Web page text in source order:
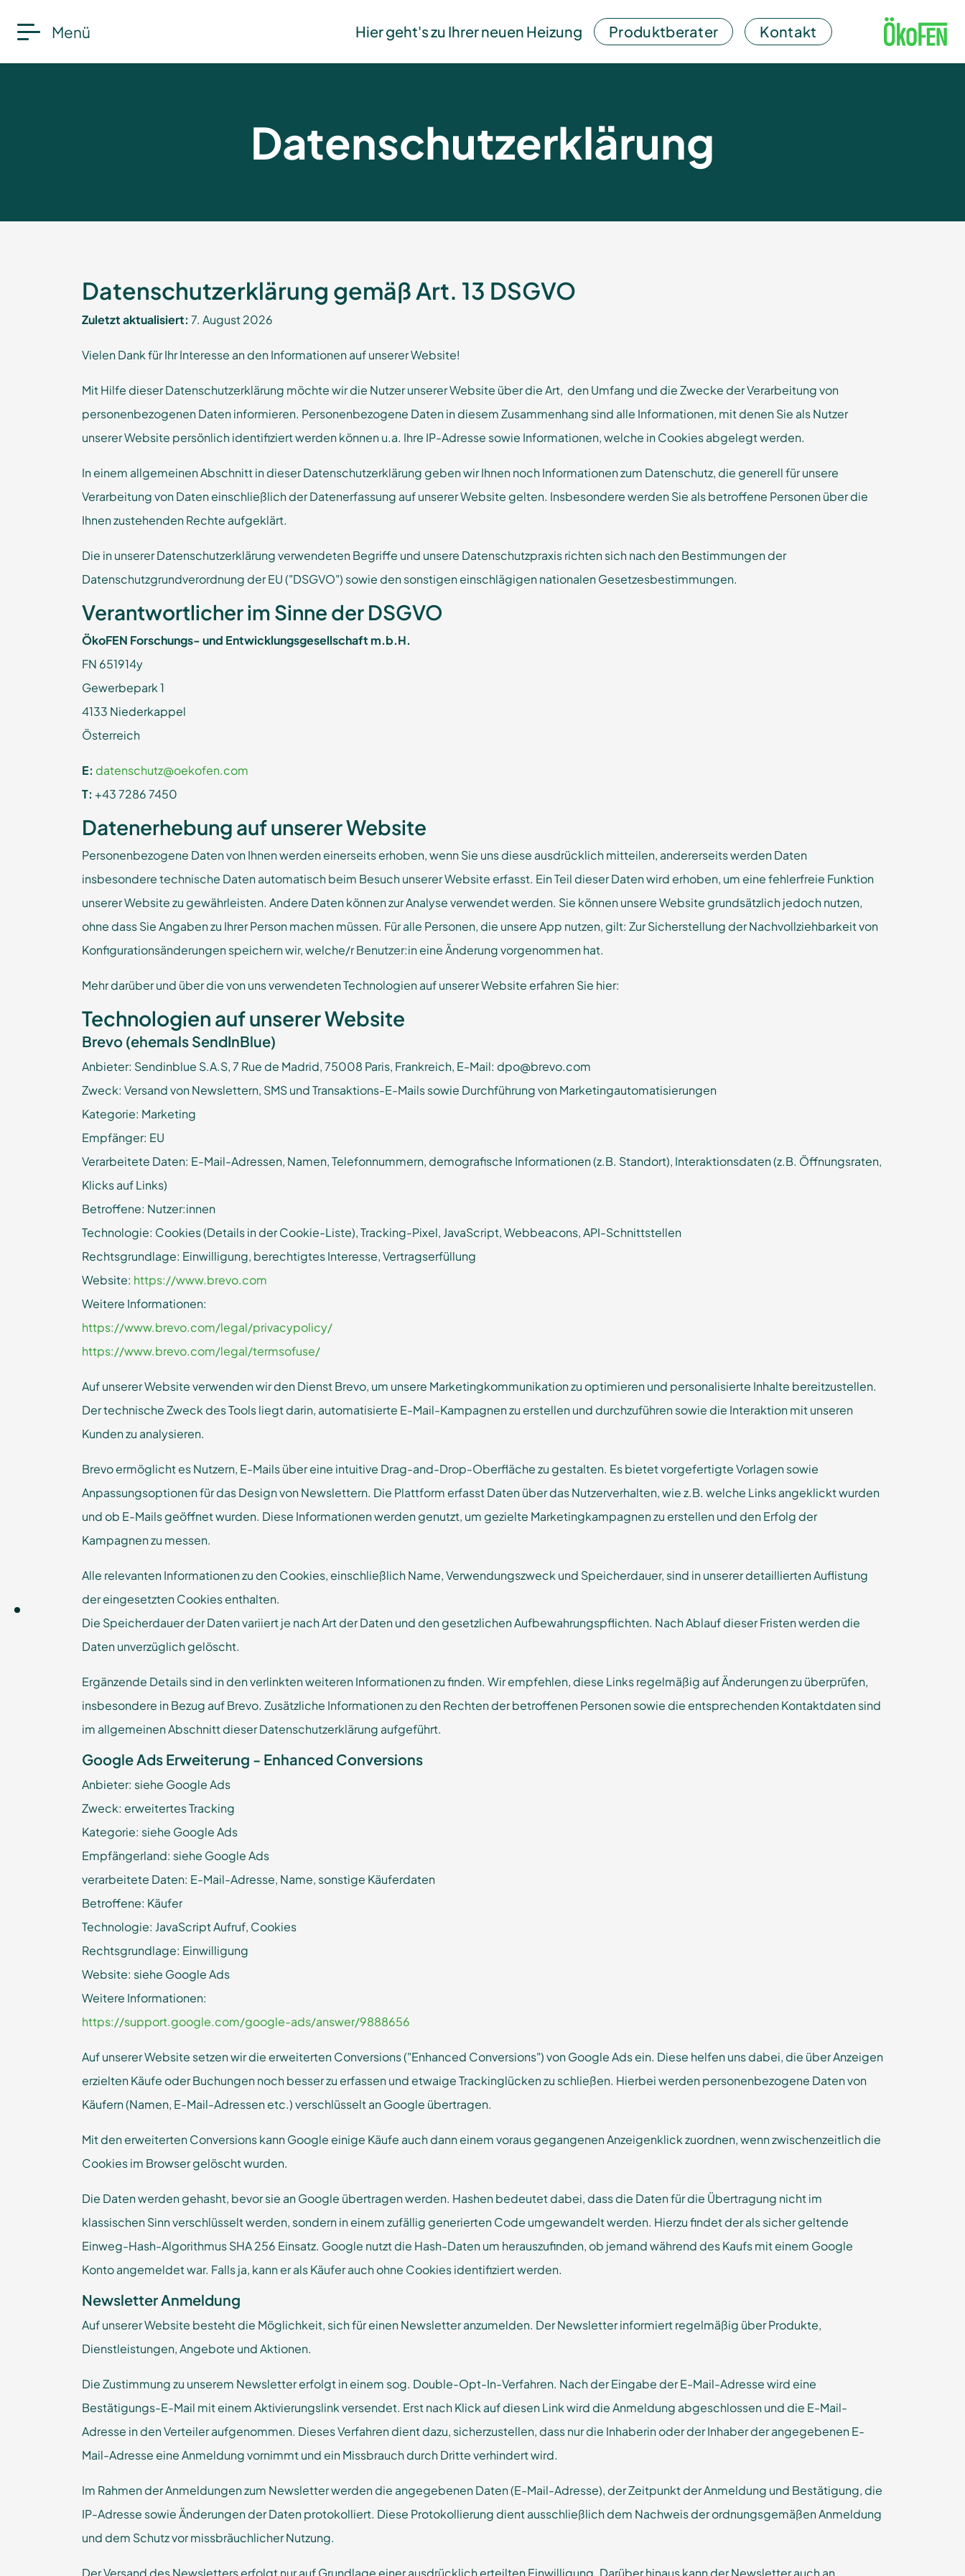
Menü Hier geht's zu Ihrer neuen Heizung Produktberater Kontakt
Datenschutzerklärung
Datenschutzerklärung gemäß Art. 13 DSGVO
Zuletzt aktualisiert: 7. August 2026
Vielen Dank für Ihr Interesse an den Informationen auf unserer Website!
Mit Hilfe dieser Datenschutzerklärung möchte wir die Nutzer unserer Website über die Art, den Umfang und die Zwecke der Verarbeitung von
personenbezogenen Daten informieren. Personenbezogene Daten in diesem Zusammenhang sind alle Informationen, mit denen Sie als Nutzer
unserer Website persönlich identifiziert werden können u.a. Ihre IP-Adresse sowie Informationen, welche in Cookies abgelegt werden.
In einem allgemeinen Abschnitt in dieser Datenschutzerklärung geben wir Ihnen noch Informationen zum Datenschutz, die generell für unsere
Verarbeitung von Daten einschließlich der Datenerfassung auf unserer Website gelten. Insbesondere werden Sie als betroffene Personen über die
Ihnen zustehenden Rechte aufgeklärt.
Die in unserer Datenschutzerklärung verwendeten Begriffe und unsere Datenschutzpraxis richten sich nach den Bestimmungen der
Datenschutzgrundverordnung der EU ("DSGVO") sowie den sonstigen einschlägigen nationalen Gesetzesbestimmungen.
Verantwortlicher im Sinne der DSGVO
ÖkoFEN Forschungs- und Entwicklungsgesellschaft m.b.H.
FN 651914y
Gewerbepark 1
4133 Niederkappel
Österreich
E: datenschutz@oekofen.com
T: +43 7286 7450
Datenerhebung auf unserer Website
Personenbezogene Daten von Ihnen werden einerseits erhoben, wenn Sie uns diese ausdrücklich mitteilen, andererseits werden Daten
insbesondere technische Daten automatisch beim Besuch unserer Website erfasst. Ein Teil dieser Daten wird erhoben, um eine fehlerfreie Funktion
unserer Website zu gewährleisten. Andere Daten können zur Analyse verwendet werden. Sie können unsere Website grundsätzlich jedoch nutzen,
ohne dass Sie Angaben zu Ihrer Person machen müssen. Für alle Personen, die unsere App nutzen, gilt: Zur Sicherstellung der Nachvollziehbarkeit von
Konfigurationsänderungen speichern wir, welche/r Benutzer:in eine Änderung vorgenommen hat.
Mehr darüber und über die von uns verwendeten Technologien auf unserer Website erfahren Sie hier:
Technologien auf unserer Website
Brevo (ehemals SendInBlue)
Anbieter: Sendinblue S.A.S, 7 Rue de Madrid, 75008 Paris, Frankreich, E-Mail: dpo@brevo.com
Zweck: Versand von Newslettern, SMS und Transaktions-E-Mails sowie Durchführung von Marketingautomatisierungen
Kategorie: Marketing
Empfänger: EU
Verarbeitete Daten: E-Mail-Adressen, Namen, Telefonnummern, demografische Informationen (z.B. Standort), Interaktionsdaten (z.B. Öffnungsraten,
Klicks auf Links)
Betroffene: Nutzer:innen
Technologie: Cookies (Details in der Cookie-Liste), Tracking-Pixel, JavaScript, Webbeacons, API-Schnittstellen
Rechtsgrundlage: Einwilligung, berechtigtes Interesse, Vertragserfüllung
Website: https://www.brevo.com
Weitere Informationen:
https://www.brevo.com/legal/privacypolicy/
https://www.brevo.com/legal/termsofuse/
Auf unserer Website verwenden wir den Dienst Brevo, um unsere Marketingkommunikation zu optimieren und personalisierte Inhalte bereitzustellen.
Der technische Zweck des Tools liegt darin, automatisierte E-Mail-Kampagnen zu erstellen und durchzuführen sowie die Interaktion mit unseren
Kunden zu analysieren.
Brevo ermöglicht es Nutzern, E-Mails über eine intuitive Drag-and-Drop-Oberfläche zu gestalten. Es bietet vorgefertigte Vorlagen sowie
Anpassungsoptionen für das Design von Newslettern. Die Plattform erfasst Daten über das Nutzerverhalten, wie z.B. welche Links angeklickt wurden
und ob E-Mails geöffnet wurden. Diese Informationen werden genutzt, um gezielte Marketingkampagnen zu erstellen und den Erfolg der
Kampagnen zu messen.
Alle relevanten Informationen zu den Cookies, einschließlich Name, Verwendungszweck und Speicherdauer, sind in unserer detaillierten Auflistung
der eingesetzten Cookies enthalten.
Die Speicherdauer der Daten variiert je nach Art der Daten und den gesetzlichen Aufbewahrungspflichten. Nach Ablauf dieser Fristen werden die
Daten unverzüglich gelöscht.
Ergänzende Details sind in den verlinkten weiteren Informationen zu finden. Wir empfehlen, diese Links regelmäßig auf Änderungen zu überprüfen,
insbesondere in Bezug auf Brevo. Zusätzliche Informationen zu den Rechten der betroffenen Personen sowie die entsprechenden Kontaktdaten sind
im allgemeinen Abschnitt dieser Datenschutzerklärung aufgeführt.
Google Ads Erweiterung - Enhanced Conversions
Anbieter: siehe Google Ads
Zweck: erweitertes Tracking
Kategorie: siehe Google Ads
Empfängerland: siehe Google Ads
verarbeitete Daten: E-Mail-Adresse, Name, sonstige Käuferdaten
Betroffene: Käufer
Technologie: JavaScript Aufruf, Cookies
Rechtsgrundlage: Einwilligung
Website: siehe Google Ads
Weitere Informationen:
https://support.google.com/google-ads/answer/9888656
Auf unserer Website setzen wir die erweiterten Conversions ("Enhanced Conversions") von Google Ads ein. Diese helfen uns dabei, die über Anzeigen
erzielten Käufe oder Buchungen noch besser zu erfassen und etwaige Trackinglücken zu schließen. Hierbei werden personenbezogene Daten von
Käufern (Namen, E-Mail-Adressen etc.) verschlüsselt an Google übertragen.
Mit den erweiterten Conversions kann Google einige Käufe auch dann einem voraus gegangenen Anzeigenklick zuordnen, wenn zwischenzeitlich die
Cookies im Browser gelöscht wurden.
Die Daten werden gehasht, bevor sie an Google übertragen werden. Hashen bedeutet dabei, dass die Daten für die Übertragung nicht im
klassischen Sinn verschlüsselt werden, sondern in einem zufällig generierten Code umgewandelt werden. Hierzu findet der als sicher geltende
Einweg-Hash-Algorithmus SHA 256 Einsatz. Google nutzt die Hash-Daten um herauszufinden, ob jemand während des Kaufs mit einem Google
Konto angemeldet war. Falls ja, kann er als Käufer auch ohne Cookies identifiziert werden.
Newsletter Anmeldung
Auf unserer Website besteht die Möglichkeit, sich für einen Newsletter anzumelden. Der Newsletter informiert regelmäßig über Produkte,
Dienstleistungen, Angebote und Aktionen.
Die Zustimmung zu unserem Newsletter erfolgt in einem sog. Double-Opt-In-Verfahren. Nach der Eingabe der E-Mail-Adresse wird eine
Bestätigungs-E-Mail mit einem Aktivierungslink versendet. Erst nach Klick auf diesen Link wird die Anmeldung abgeschlossen und die E-Mail-
Adresse in den Verteiler aufgenommen. Dieses Verfahren dient dazu, sicherzustellen, dass nur die Inhaberin oder der Inhaber der angegebenen E-
Mail-Adresse eine Anmeldung vornimmt und ein Missbrauch durch Dritte verhindert wird.
Im Rahmen der Anmeldungen zum Newsletter werden die angegebenen Daten (E-Mail-Adresse), der Zeitpunkt der Anmeldung und Bestätigung, die
IP-Adresse sowie Änderungen der Daten protokolliert. Diese Protokollierung dient ausschließlich dem Nachweis der ordnungsgemäßen Anmeldung
und dem Schutz vor missbräuchlicher Nutzung.
Der Versand des Newsletters erfolgt nur auf Grundlage einer ausdrücklich erteilten Einwilligung. Darüber hinaus kann der Newsletter auch an